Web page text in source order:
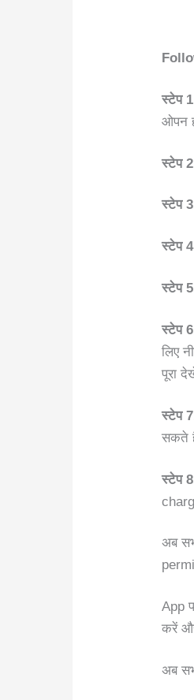
स्टेप
ओपन
स्टेप
स्टेप
स्टेप
स्टेप
स्टेप
लिए
पूरा
स्टेप
सकते
स्टेप
अब
App
करें
अब